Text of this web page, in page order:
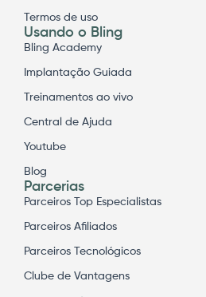
Termos de uso
Usando o Bling
Bling Academy
Implantação Guiada
Treinamentos ao vivo
Central de Ajuda
Youtube
Blog
Parcerias
Parceiros Top Especialistas
Parceiros Afiliados
Parceiros Tecnológicos
Clube de Vantagens